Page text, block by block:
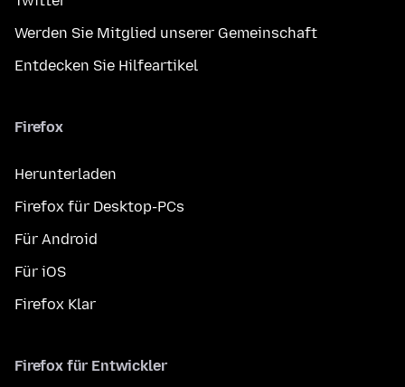
Werden Sie Mitglied unserer Gemeinschaft
Entdecken Sie Hilfeartikel
Firefox
Herunterladen
Firefox für Desktop-PCs
Für Android
Für iOS
Firefox Klar
Firefox für Entwickler